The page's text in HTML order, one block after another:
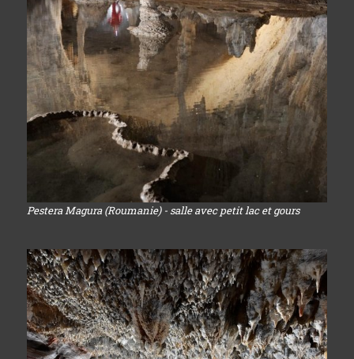
Pestera Magura (Roumanie) - salle avec petit lac et gours